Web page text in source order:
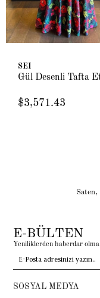
SEI
Gül Desenli Tafta
$3,571.43
Saten,
E-BÜLTEN
Yeniliklerden haberdar
SOSYAL MEDYA